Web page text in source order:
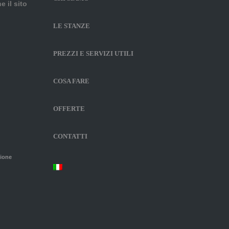
il sito
LE STANZE
PREZZI E SERVIZI UTILI
COSA FARE
OFFERTE
CONTATTI